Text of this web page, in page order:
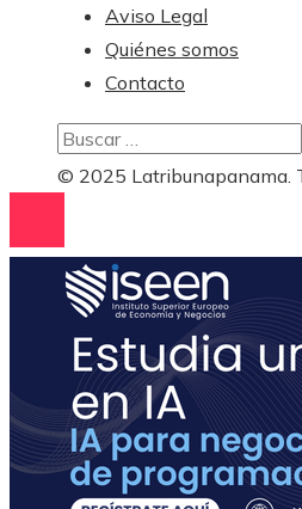
Aviso Legal
Quiénes somos
Contacto
Buscar:
© 2025 Latribunapanama.